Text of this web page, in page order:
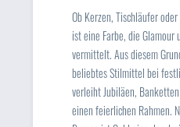
Ob Kerzen, Tischläufer
ist eine Farbe, die Glamour
vermittelt. Aus diesem
beliebtes Stilmittel bei
verleiht Jubiläen,
einen feierlichen Rahmen.